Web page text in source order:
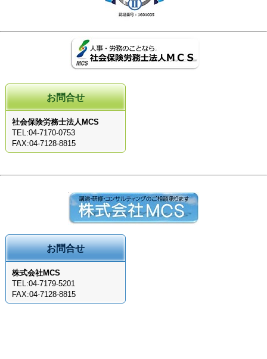
お問合せ
社会保険労務士法人MCS
TEL:04-7170-0753
FAX:04-7128-8815
お問合せ
株式会社MCS
TEL:04-7179-5201
FAX:04-7128-8815